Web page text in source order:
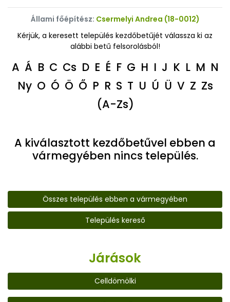
Állami főépítész: Csermelyi Andrea (18-0012)
Kérjük, a keresett település kezdőbetűjét válassza ki az
alábbi betű felsorolásból!
A Á B C Cs D E É F G H I J K L M N
Ny O Ó Ö Ő P R S T U Ú Ü V Z Zs
(A-Zs)
A kiválasztott kezdőbetűvel ebben a
vármegyében nincs település.
Összes település ebben a vármegyében
Település kereső
Járások
Celldömölki